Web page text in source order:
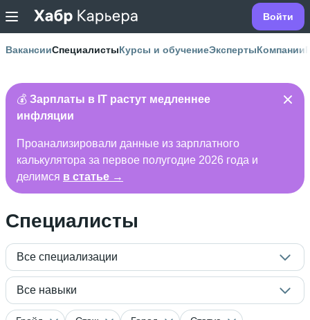
Войти
ВакансииСпециалистыКурсы и обучениеЭкспертыКомпании
💰 Зарплаты в IT растут медленнее
инфляции
Проанализировали данные из зарплатного
калькулятора за первое полугодие 2026 года и
делимся в статье →
Специалисты
Все специализации
Все навыки